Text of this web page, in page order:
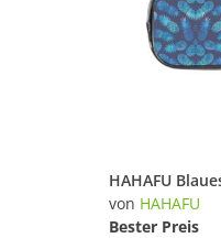
von HAHAFU
Bester Preis